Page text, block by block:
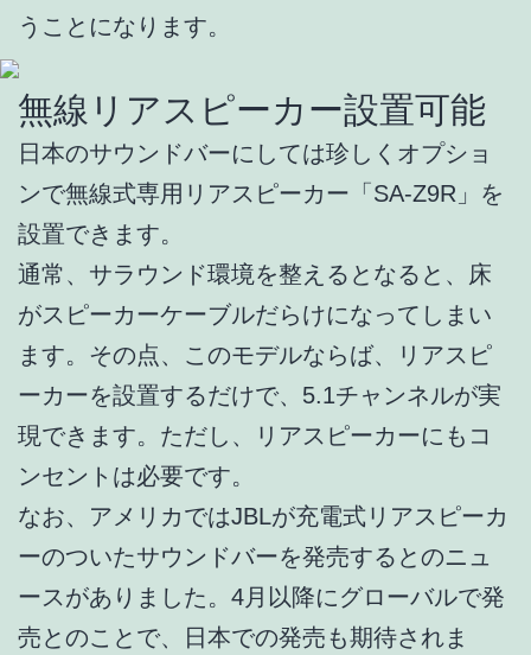
うことになります。
無線リアスピーカー設置可能
日本のサウンドバーにしては珍しくオプショ
ンで無線式専用リアスピーカー「SA-Z9R」を
設置できます。
通常、サラウンド環境を整えるとなると、床
がスピーカーケーブルだらけになってしまい
ます。その点、このモデルならば、リアスピ
ーカーを設置するだけで、5.1チャンネルが実
現できます。ただし、リアスピーカーにもコ
ンセントは必要です。
なお、アメリカではJBLが充電式リアスピーカ
ーのついたサウンドバーを発売するとのニュ
ースがありました。4月以降にグローバルで発
売とのことで、日本での発売も期待されま